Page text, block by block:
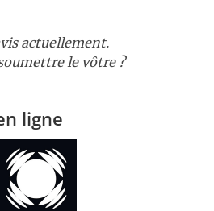
actuellement.
le vôtre ?
ligne